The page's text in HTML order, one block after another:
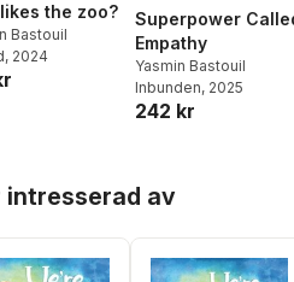
the zoo?
Bastouil
, 2024
Superpower
Empathy
Yasmin Bastouil
Inbunden, 2025
242 kr
intresserad av